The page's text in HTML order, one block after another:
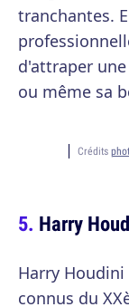
tranchantes.
d'attraper
ou même sa
Crédits
Harry
Harry
connus du